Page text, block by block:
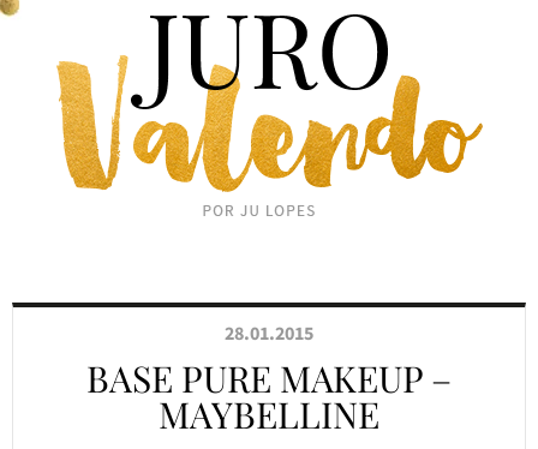
28.01.2015
BASE PURE MAKEUP –
MAYBELLINE